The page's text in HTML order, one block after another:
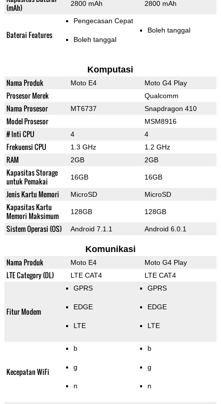
(mAh)
2800 mAh 2800 mAh
Baterai Features
Pengecasan Cepat
Boleh tanggal
Boleh tanggal
Komputasi
Nama Produk Moto E4 Moto G4 Play
Prosesor Merek Qualcomm
Nama Prosesor MT6737 Snapdragon 410
Model Prosesor MSM8916
# Inti CPU 4 4
Frekuensi CPU 1.3 GHz 1.2 GHz
RAM 2GB 2GB
Kapasitas Storage
untuk Pemakai
16GB 16GB
Jenis Kartu Memori MicroSD MicroSD
Kapasitas Kartu
Memori Maksimum
128GB 128GB
Sistem Operasi (OS) Android 7.1.1 Android 6.0.1
Komunikasi
Nama Produk Moto E4 Moto G4 Play
LTE Category (DL) LTE CAT4 LTE CAT4
Fitur Modem
GPRS
EDGE
LTE
GPRS
EDGE
LTE
Kecepatan WiFi
b
g
n
b
g
n